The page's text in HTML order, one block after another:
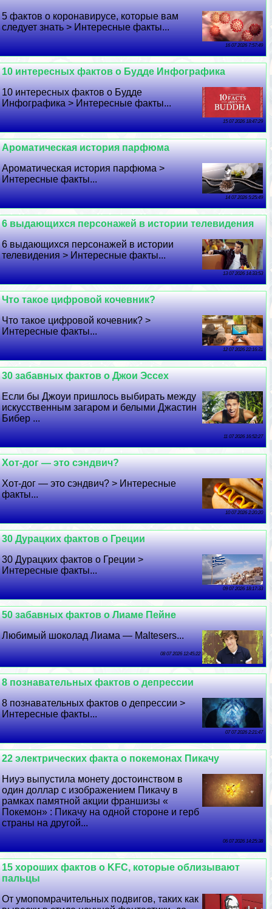
5 фактов о коронавирусе, которые вам
следует знать > Интересные факты...
16 07 2026 7:57:49
10 интересных фактов о Будде Инфографика
10 интересных фактов о Будде
Инфографика > Интересные факты...
15 07 2026 18:47:29
Ароматическая история парфюма
Ароматическая история парфюма >
Интересные факты...
14 07 2026 5:25:49
6 выдающихся персонажей в истории телевидения
6 выдающихся персонажей в истории
телевидения > Интересные факты...
13 07 2026 14:33:53
Что такое цифровой кочевник?
Что такое цифровой кочевник? >
Интересные факты...
12 07 2026 22:16:31
30 забавных фактов о Джои Эссех
Если бы Джоуи пришлось выбирать между
искусственным загаром и белыми Джастин
Бибер ...
11 07 2026 16:52:27
Хот-дог — это сэндвич?
Хот-дог — это сэндвич? > Интересные
факты...
10 07 2026 2:20:20
30 Дypaцких фактов о Греции
30 Дypaцких фактов о Греции >
Интересные факты...
09 07 2026 18:17:33
50 забавных фактов о Лиаме Пейне
Любимый шоколад Лиама — Maltesers...
08 07 2026 12:45:22
8 познавательных фактов о депрессии
8 познавательных фактов о депрессии >
Интересные факты...
07 07 2026 2:21:47
22 электрических факта о покемонах Пикачу
Ниуэ выпустила монету достоинством в
один доллар с изображением Пикачу в
рамках памятной акции франшизы «
Покемон» : Пикачу на одной стороне и герб
страны на другой...
06 07 2026 14:25:38
15 хороших фактов о KFC, которые облизывают
пальцы
От умопомрачительных подвигов, таких как